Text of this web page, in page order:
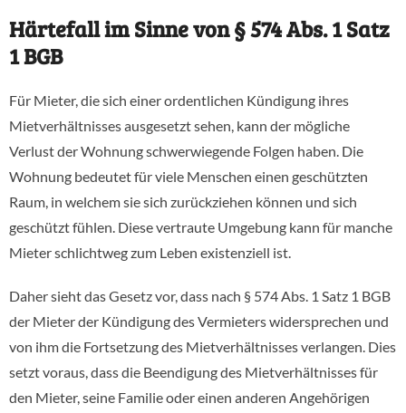
Härtefall im Sinne von § 574 Abs. 1 Satz
1 BGB
Für Mieter, die sich einer ordentlichen Kündigung ihres
Mietverhältnisses ausgesetzt sehen, kann der mögliche
Verlust der Wohnung schwerwiegende Folgen haben. Die
Wohnung bedeutet für viele Menschen einen geschützten
Raum, in welchem sie sich zurückziehen können und sich
geschützt fühlen. Diese vertraute Umgebung kann für manche
Mieter schlichtweg zum Leben existenziell ist.
Daher sieht das Gesetz vor, dass nach § 574 Abs. 1 Satz 1 BGB
der Mieter der Kündigung des Vermieters widersprechen und
von ihm die Fortsetzung des Mietverhältnisses verlangen. Dies
setzt voraus, dass die Beendigung des Mietverhältnisses für
den Mieter, seine Familie oder einen anderen Angehörigen